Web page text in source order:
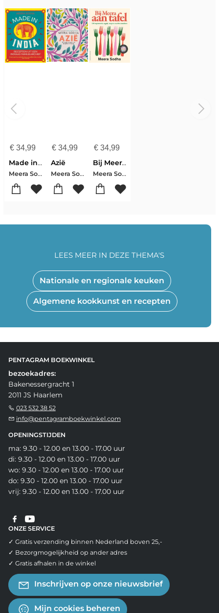
€34,99
Made in India
Meera Sodha
€34,99
Azië
Meera Sodha
€ 34,99
Bij Meera aan tafel
Meera Sodha
Nationale en regionale keuken
Algemene kookkunst en recepten
LEES MEER IN DEZE THEMA'S
PENTAGRAM BOEKWINKEL
bezoekadres:
Bakenessergracht 1
2011 JS Haarlem
023 532 38 52
info@pentagramboekwinkel.com
OPENINGSTIJDEN
ma: 9.30 - 12.00 en 13.00 - 17.00 uur
di: 9.30 - 12.00 en 13.00 - 17.00 uur
wo: 9.30 - 12.00 en 13.00 - 17.00 uur
do: 9.30 - 12.00 en 13.00 - 17.00 uur
vrij: 9.30 - 12.00 en 13.00 - 17.00 uur
ONZE SERVICE
✓ Gratis verzending binnen Nederland boven 25,-
✓ Bezorgmogelijkheid op ander adres
✓ Gratis afhalen in de winkel
Inschrijven op onze nieuwsbrief
Mijn cookies beheren